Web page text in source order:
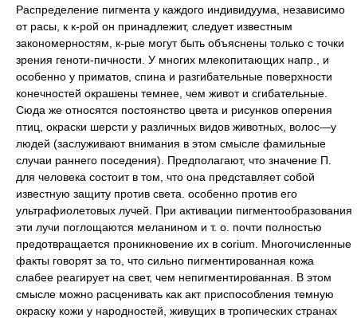
Распределение пигмента у каждого индивидуума, независимо
от расы, к к-рой он принадлежит, следует известным
закономерностям, к-рые могут быть объяснены только с точки
зрения геноти-пичности. У многих млекопитающих напр., и
особенно у приматов, спина и разгибательные поверхности
конечностей окрашены темнее, чем живот и сгибательные.
Сюда же относятся постоянство цвета и рисунков оперения
птиц, окраски шерсти у различных видов животных, волос—у
людей (заслуживают внимания в этом смысле фамильные
случаи раннего поседения). Предполагают, что значение П.
для человека состоит в том, что она представляет собой
известную защиту против света. особенно против его
ультрафиолетовых лучей. При активации пигментообразования
эти лучи поглощаются меланином и т. о. почти полностью
предотвращается проникновение их в corium. Многочисленные
факты говорят за то, что сильно пигментированная кожа
слабее реагирует на свет, чем непигментированная. В этом
смысле можно расценивать как акт приспособления темную
окраску кожи у народностей, живущих в тропических странах